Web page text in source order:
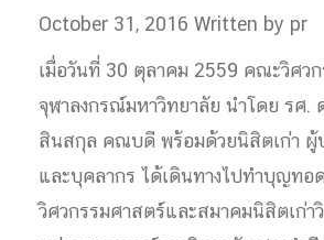
October 31, 2016Written by pr
เมื่อวันที่ 30 ตุลาคม 2559 คณะวิศว
จุฬาลงกรณ์มหาวิทยาลัย นำโดย รศ.
สินสกุล คณบดี พร้อมด้วยนิสิตเก่า ผู้
และบุคลากร ได้เดินทางไปทำบุญท
วิศวกรรมศาสตร์และสมาคมนิสิตเก่า